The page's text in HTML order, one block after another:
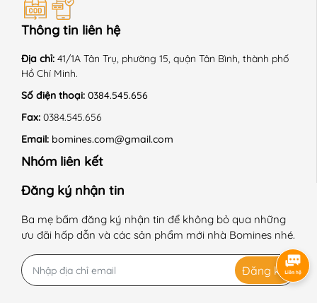
Mk"
Thông tin liên hệ
Địa chỉ: 41/1A Tân Trụ, phường 15, quận Tân Bình, thành phố
Hồ Chí Minh.
Số điện thoại: 0384.545.656
Fax: 0384.545.656
Email: bomines.com@gmail.com
Nhóm liên kết
Đăng ký nhận tin
Ba mẹ bấm đăng ký nhận tin để không bỏ qua những
ưu đãi hấp dẫn và các sản phẩm mới nhà Bomines nhé.
Đăng ký